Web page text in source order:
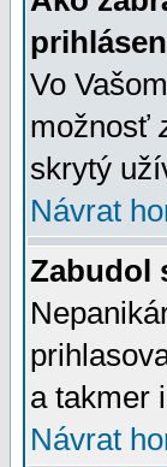
Vo
možnosť
skrytý
Návrat
Zabudol
a takmer
Návrat